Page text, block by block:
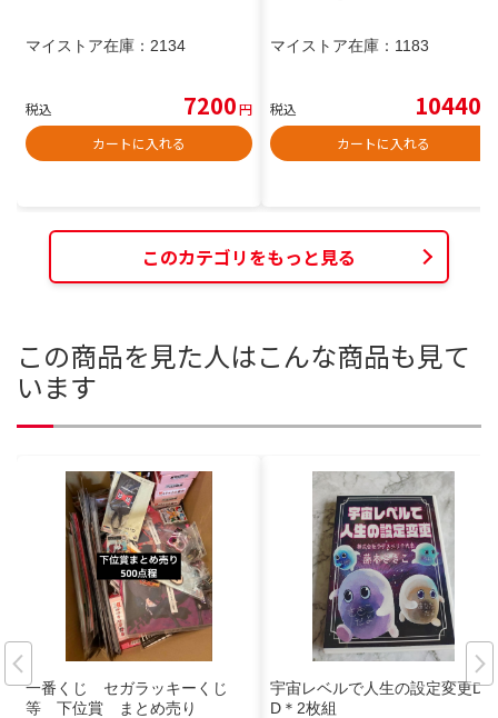
マイストア在庫： 2134
税込 7200円
カートに入れる
マイストア在庫： 1183
税込 10440
カートに入れる
このカテゴリをもっと見る
この商品を見た人はこんな商品も見て
います
一番くじ セガラッキーくじ
等 下位賞 まとめ売り
宇宙レベルで人生の設定変更DV
D＊2枚組